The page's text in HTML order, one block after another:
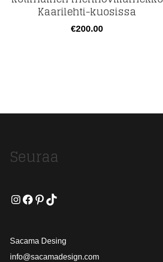
Kaarilehti-kuosissa
€200.00
Seuraa
Instagram
Facebook
Pinterest
TikTok
Sacama Desing
info@sacamadesign.com